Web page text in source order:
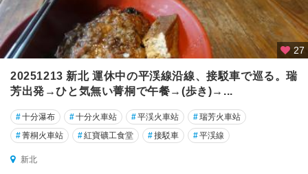
27
20251213 新北 運休中の平渓線沿線、接駁車で巡る。瑞
芳出発→ひと気無い菁桐で午餐→(歩き)→...
#十分瀑布 #十分火車站 #平渓火車站 #瑞芳火車站
#菁桐火車站 #紅寶礦工食堂 #接駁車 #平渓線
新北